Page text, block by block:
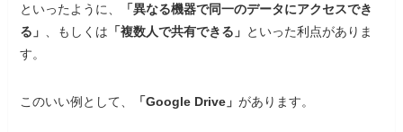
といったように、
「異なる機器で同一のデータにアクセスでき
る」
、もしくは 「複数人で共有できる」 といった利点がありま
す。
このいい例として、 「Google Drive」があります。